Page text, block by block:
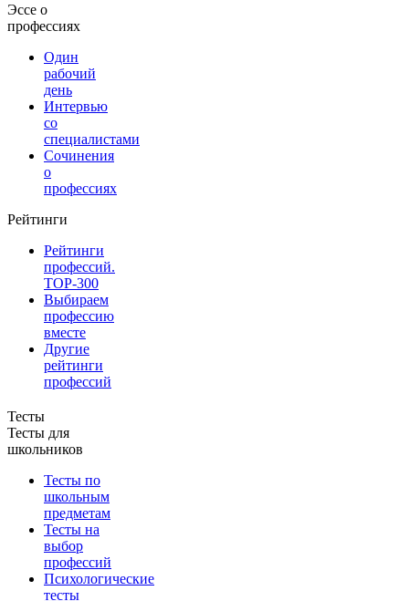
Эссе о
профессиях
Один
рабочий
день
Интервью
со
специалистами
Сочинения
о
профессиях
Рейтинги
Рейтинги
профессий.
TOP-300
Выбираем
профессию
вместе
Другие
рейтинги
профессий
Тесты
Тесты для
школьников
Тесты по
школьным
предметам
Тесты на
выбор
профессий
Психологические
тесты